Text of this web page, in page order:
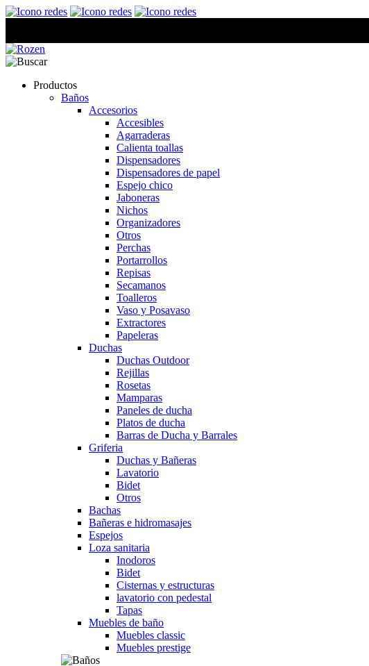
Productos
Baños
Accesorios
Accesibles
Agarraderas
Calienta toallas
Dispensadores
Dispensadores de papel
Espejo chico
Jaboneras
Nichos
Organizadores
Otros
Perchas
Portarrollos
Repisas
Secamanos
Toalleros
Vaso y Posavaso
Extractores
Papeleras
Duchas
Duchas Outdoor
Rejillas
Rosetas
Mamparas
Paneles de ducha
Platos de ducha
Barras de Ducha y Barrales
Griferia
Duchas y Bañeras
Lavatorio
Bidet
Otros
Bachas
Bañeras e hidromasajes
Espejos
Loza sanitaria
Inodoros
Bidet
Cisternas y estructuras
lavatorio con pedestal
Tapas
Muebles de baño
Muebles classic
Muebles prestige